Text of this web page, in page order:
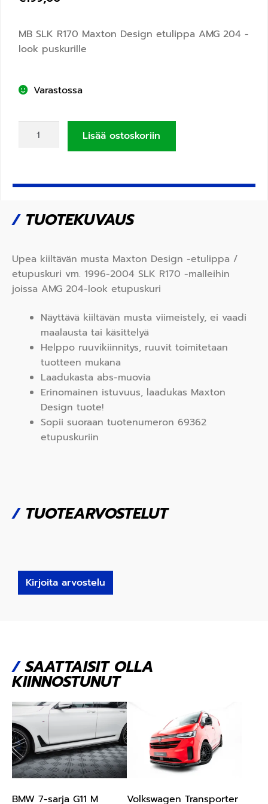
MB SLK R170 Maxton Design etulippa AMG 204 -
look puskurille
Varastossa
Lisää ostoskoriin
/TUOTEKUVAUS
Upea kiiltävän musta Maxton Design -etulippa /
etupuskuri vm. 1996-2004 SLK R170 -malleihin
joissa AMG 204-look etupuskuri
Näyttävä kiiltävän musta viimeistely, ei vaadi
maalausta tai käsittelyä
Helppo ruuvikiinnitys, ruuvit toimitetaan
tuotteen mukana
Laadukasta abs-muovia
Erinomainen istuvuus, laadukas Maxton
Design tuote!
Sopii suoraan tuotenumeron 69362
etupuskuriin
/TUOTEARVOSTELUT
Kirjoita arvostelu
/SAATTAISIT OLLA
KIINNOSTUNUT
BMW 7-sarja G11 M Volkswagen Transporter